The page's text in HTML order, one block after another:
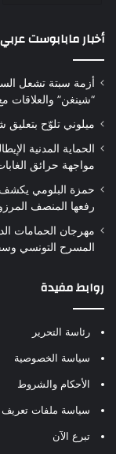
أخبار مابابوست عربي
أزمة سبتة تشعل
“شينغن” والعلاقات
ميلوني تلوّح
الحماية المدنية
مواجهة حرائق
حمزة البلومي
رفعها المنصف المرزوقي
المسرح التونسي
روابط مفيدة
رئاسة التحرير
سياسة الخصوصية
الأحكام والشروط
سياسة ملفات تعريف
تبرع الآن